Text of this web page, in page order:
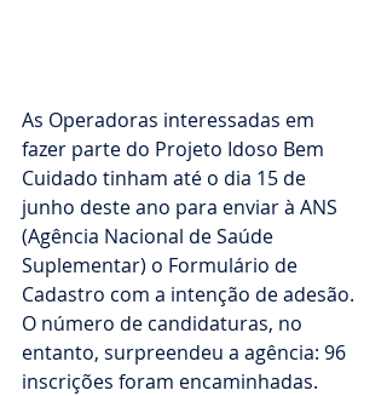
As Operadoras interessadas em
fazer parte do Projeto Idoso Bem
Cuidado tinham até o dia 15 de
junho deste ano para enviar à ANS
(Agência Nacional de Saúde
Suplementar) o Formulário de
Cadastro com a intenção de adesão.
O número de candidaturas, no
entanto, surpreendeu a agência: 96
inscrições foram encaminhadas.